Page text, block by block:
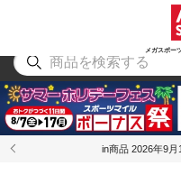
メガスポー
アウトドア
in商品 2026年9